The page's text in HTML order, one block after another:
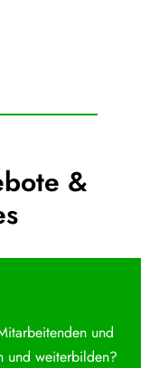
&
und
und weiterbilden?